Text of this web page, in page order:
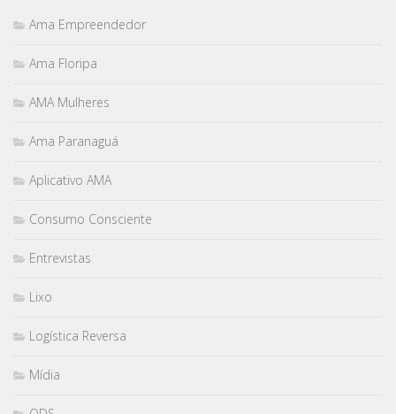
Ama Empreendedor
Ama Floripa
AMA Mulheres
Ama Paranaguá
Aplicativo AMA
Consumo Consciente
Entrevistas
Lixo
Logística Reversa
Mídia